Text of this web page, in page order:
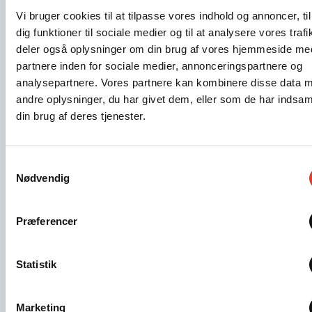
Vi bruger cookies til at tilpasse vores indhold og annoncer,
dig funktioner til sociale medier og til at analysere vores
deler også oplysninger om din brug af vores hjemmeside
partnere inden for sociale medier, annonceringspartnere og
analysepartnere. Vores partnere kan kombinere disse data
andre oplysninger, du har givet dem, eller som de har
din brug af deres tjenester.
Nødvendig
Præferencer
Statistik
Marketing
tværvidenskabelige samarbejde i narhvalens